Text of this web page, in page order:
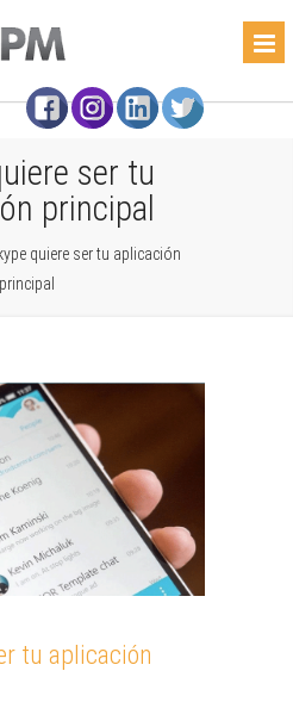
ser tu
principal
quiere ser tu aplicación
principal
tu aplicación